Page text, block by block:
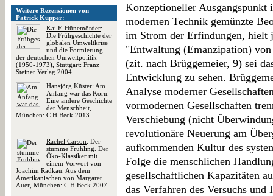
Weitere Rezensionen von
Patrick Kupper:
Kai F. Hünemörder:
Die Frühgeschichte der
globalen Umweltkrise
und die Formierung
der deutschen Umweltpolitik
(1950-1973), Stuttgart: Franz
Steiner Verlag 2004
Hansjörg Küster: Am
Anfang war das Korn.
Eine andere Geschichte
der Menschheit,
München: C.H.Beck 2013
Rachel Carson: Der
stumme Frühling. Der
Öko-Klassiker mit
einem Vorwort von
Joachim Radkau. Aus dem
Amerikanischen von Margaret
Auer, München: C.H.Beck 2007
Konzeptioneller Ausgangspunkt
modernen Technik gemünzte
im Strom der Erfindungen, hielt
"Entwaltung (Emanzipation)
(zit. nach Brüggemeier, 9) sei
Entwicklung zu sehen.
Analyse moderner
vormodernen Gesellschaften
Verschiebung (nicht
revolutionäre Neuerung am
aufkommenden Kultur des
Folge die menschlichen
gesellschaftlichen Kapazitäten
das Verfahren des Versuchs